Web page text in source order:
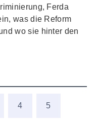
Ferda
was die Reform
wo sie hinter den
4 5